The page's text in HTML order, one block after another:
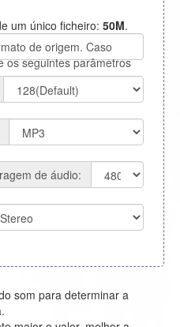
um único ficheiro: 50M.
de origem. Caso
os seguintes parâmetros
de áudio:
som para determinar a